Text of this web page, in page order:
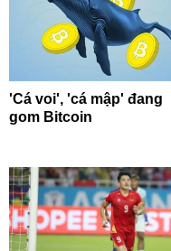
'Cá voi', 'cá mập' đang
gom Bitcoin